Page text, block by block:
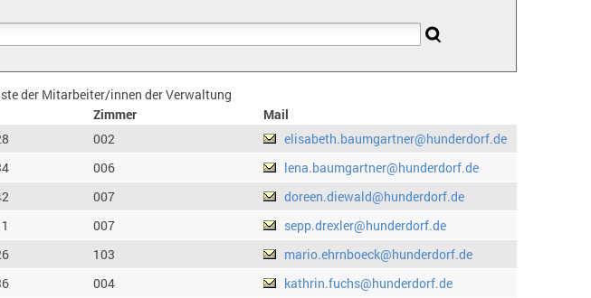
der Mitarbeiter/innen der Verwaltung
Zimmer
Mail
002
elisabeth.baumgartner@hunderdorf.de
006
lena.baumgartner@hunderdorf.de
007
doreen.diewald@hunderdorf.de
007
sepp.drexler@hunderdorf.de
103
mario.ehrnboeck@hunderdorf.de
004
kathrin.fuchs@hunderdorf.de